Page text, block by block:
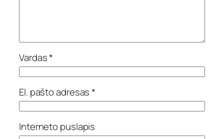
Vardas*
El. pašto adresas*
Interneto puslapis